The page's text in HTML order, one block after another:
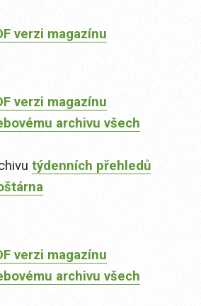
verzi magazínu
verzi magazínu
archivu všech
týdenních přehledů
verzi magazínu
archivu všech